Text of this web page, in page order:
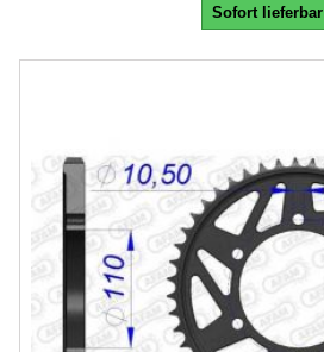
Sofort lieferbar